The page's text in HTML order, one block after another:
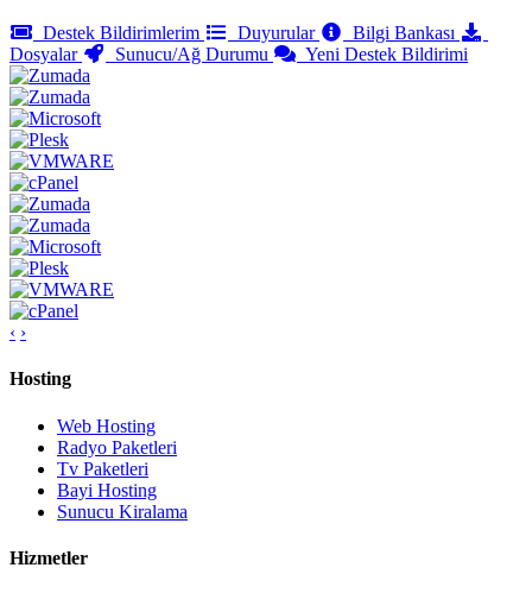
Destek Bildirimlerim Duyurular
Bilgi Bankası
Dosyalar
Sunucu/Ağ Durumu Yeni Destek Bildirimi
‹ ›
Hosting
Web Hosting
Radyo Paketleri
Tv Paketleri
Bayi Hosting
Sunucu Kiralama
Hizmetler